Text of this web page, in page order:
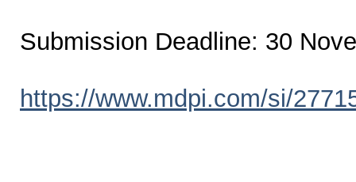
Submission Deadline: 30
https://www.mdpi.com/si/